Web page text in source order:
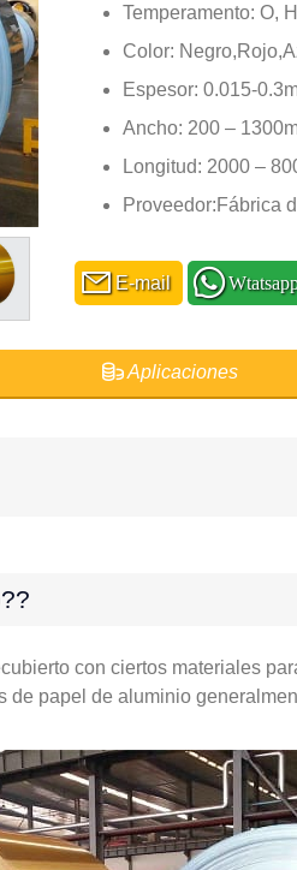
Temperamento: O, H
Color:
Espesor: 0.015-
Ancho: 200 –
Longitud: 2000 –
Proveedor:Fábrica
E-mail
Aplicaciones
con ciertos materiales
papel de aluminio